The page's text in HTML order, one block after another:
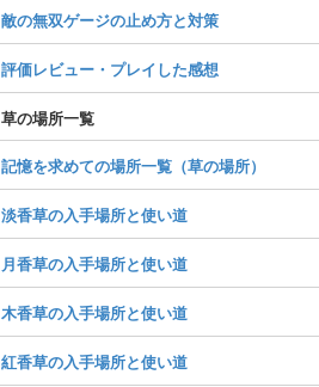
敵の無双ゲージの止め方と対策
評価レビュー・プレイした感想
草の場所一覧
記憶を求めての場所一覧（草の場所）
淡香草の入手場所と使い道
月香草の入手場所と使い道
木香草の入手場所と使い道
紅香草の入手場所と使い道